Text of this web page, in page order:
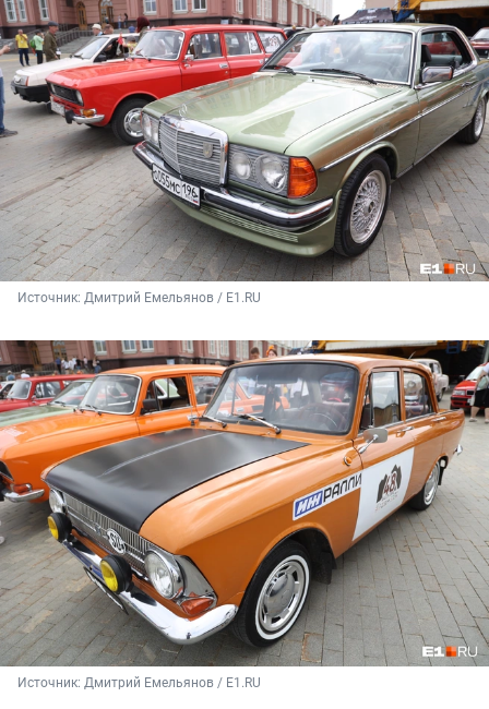
Источник: Дмитрий Емельянов / E1.RU
Источник: Дмитрий Емельянов / E1.RU